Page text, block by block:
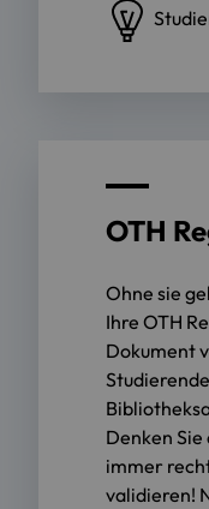
OTH
Ohne sie
Ihre OTH
Dokument
Denken
immer
validieren!